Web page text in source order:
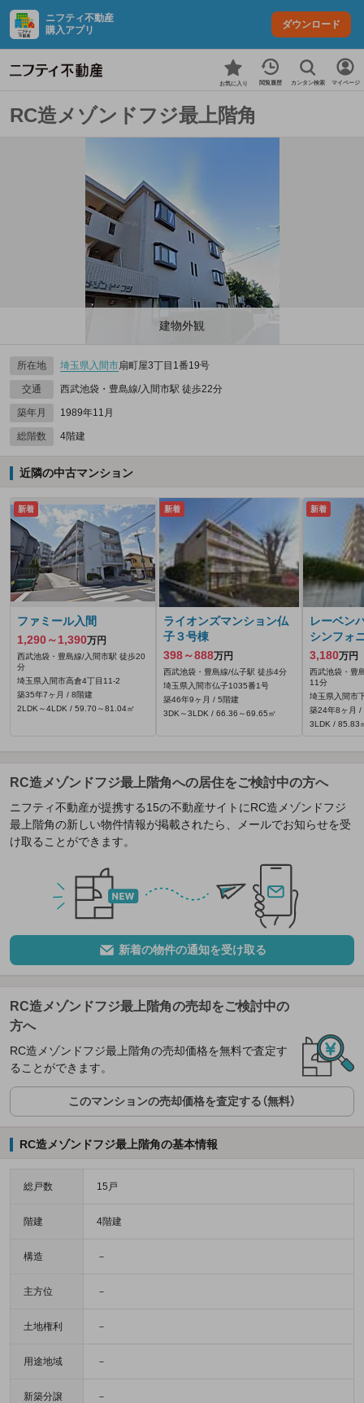
ニフティ不動産
購入アプリ
ダウンロード
お気に入り 閲覧履歴 カンタン検索 マイページ
RC造メゾンドフジ最上階角
建物外観
所在地 埼玉県入間市扇町屋3丁目1番19号
交通 西武池袋・豊島線/入間市駅 徒歩22分
築年月 1989年11月
総階数 4階建
近隣の中古マンション
新着
ファミール入間
1,290～1,390万円
西武池袋・豊島線/入間市駅 徒歩20
分
埼玉県入間市高倉4丁目11-2
築35年7ヶ月 / 8階建
2LDK～4LDK / 59.70～81.04㎡
新着
ライオンズマンション仏
子３号棟
398～888万円
西武池袋・豊島線/仏子駅 徒歩4分
埼玉県入間市仏子1035番1号
築46年9ヶ月 / 5階建
3DK～3LDK / 66.36～69.65㎡
新着
レーベン
シンフォ
3,180万円
西武池袋・豊
11分
埼玉県入間市
築24年8ヶ月 /
3LDK / 85.83
RC造メゾンドフジ最上階角への居住をご検討中の方へ
ニフティ不動産が提携する15の不動産サイトにRC造メゾンドフジ
最上階角の新しい物件情報が掲載されたら、メールでお知らせを受
け取ることができます。
新着の物件の通知を受け取る
RC造メゾンドフジ最上階角の売却をご検討中の
方へ
RC造メゾンドフジ最上階角の売却価格を無料で査定す
ることができます。
このマンションの売却価格を査定する（無料）
RC造メゾンドフジ最上階角の基本情報
総戸数 15戸
階建 4階建
構造 －
主方位 －
土地権利 －
用途地域 －
新築分譲
－